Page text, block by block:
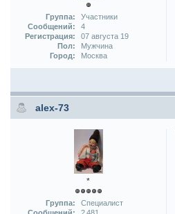
Группа:
Участники
Сообщений:
4
Регистрация:
07 августа 19
Пол:
Мужчина
Город:
Москва
alex-73
*
Группа:
Специалист